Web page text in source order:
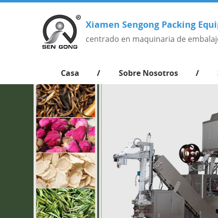
Xiamen Sengong Packing
centrado en maquinaria de
Casa Sobre Nosotros